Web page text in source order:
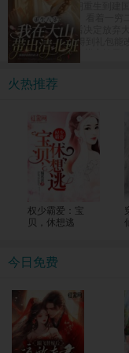
女富豪苏茵茵一朝重生到建
也是唯一的老师。 看着一
茵茵在完成学业后决定放弃
手指系统上线。 得到礼包
到了能强身健体的紫府转元
办小学升级成民办中学，父
考生一个个上了清北！ 全国
转过来吗？大山的修路费我包
火热推荐
权少霸爱：宝
贝，休想逃
今日免费